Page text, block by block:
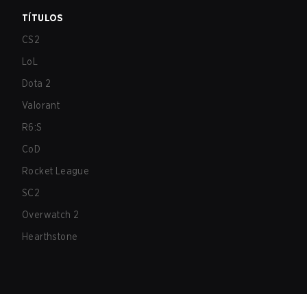
TÍTULOS
CS2
LoL
Dota 2
Valorant
R6:S
CoD
Rocket League
SC2
Overwatch 2
Hearthstone